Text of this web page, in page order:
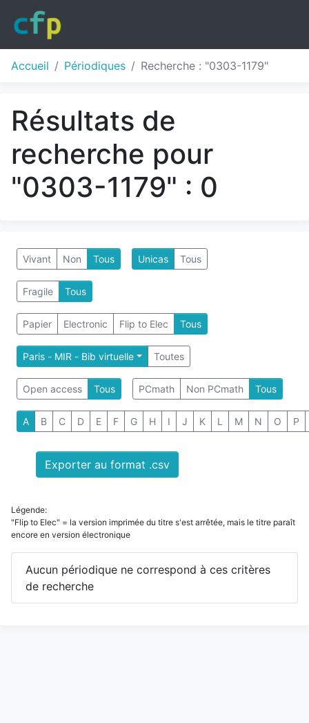
Accueil Périodiques Recherche : "0303-1179"
Résultats de
recherche pour
"0303-1179" : 0
Vivant Non Tous Unicas Tous
Fragile Tous
Papier Electronic Flip to Elec Tous
Paris - MIR - Bib virtuelle Toutes
Open access Tous PCmath Non PCmath Tous
A B C D E F G H I J K L M N O P
Exporter au format .csv
Légende:
"Flip to Elec" = la version imprimée du titre s'est arrêtée, mais le titre paraît
encore en version électronique
Aucun périodique ne correspond à ces critères
de recherche